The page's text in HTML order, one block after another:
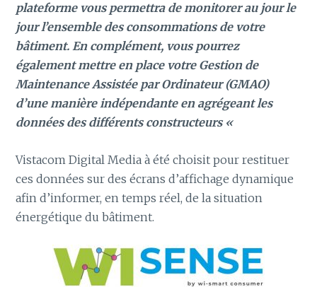
plateforme vous permettra de monitorer au jour le
jour l’ensemble des consommations de votre
bâtiment. En complément, vous pourrez
également mettre en place votre Gestion de
Maintenance Assistée par Ordinateur (GMAO)
d’une manière indépendante en agrégeant les
données des différents constructeurs «
Vistacom Digital Media à été choisit pour restituer
ces données sur des écrans d’affichage dynamique
afin d’informer, en temps réel, de la situation
énergétique du bâtiment.